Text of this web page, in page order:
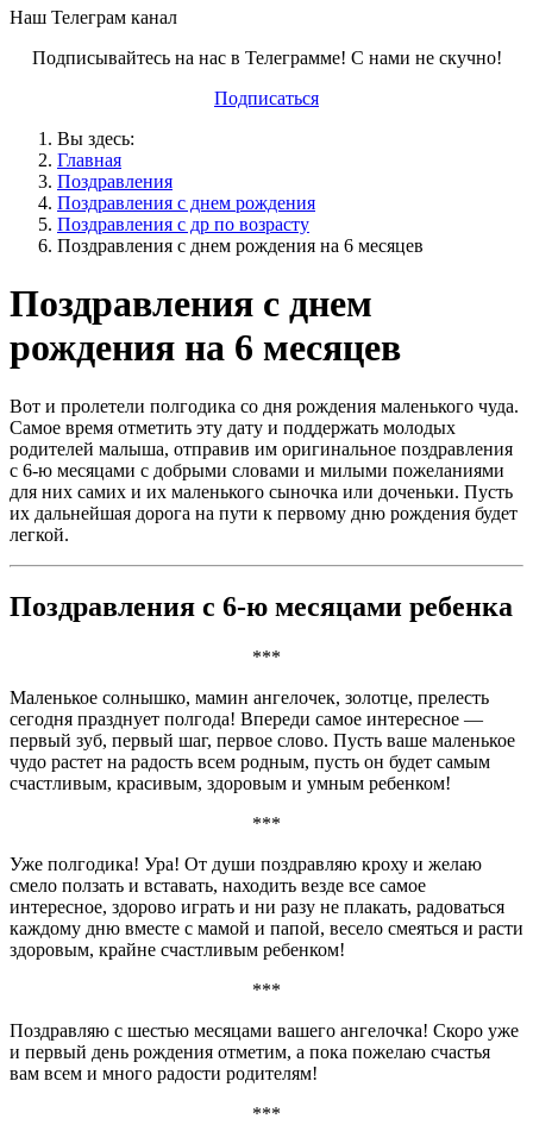
Наш Телеграм канал
Подписывайтесь на нас в Телеграмме! С нами не скучно!
Подписаться
Вы здесь:
Главная
Поздравления
Поздравления с днем рождения
Поздравления с др по возрасту
Поздравления с днем рождения на 6 месяцев
Поздравления с днем
рождения на 6 месяцев
Вот и пролетели полгодика со дня рождения маленького чуда.
Самое время отметить эту дату и поддержать молодых
родителей малыша, отправив им оригинальное поздравления
с 6-ю месяцами с добрыми словами и милыми пожеланиями
для них самих и их маленького сыночка или доченьки. Пусть
их дальнейшая дорога на пути к первому дню рождения будет
легкой.
Поздравления с 6-ю месяцами ребенка
***
Маленькое солнышко, мамин ангелочек, золотце, прелесть
сегодня празднует полгода! Впереди самое интересное —
первый зуб, первый шаг, первое слово. Пусть ваше маленькое
чудо растет на радость всем родным, пусть он будет самым
счастливым, красивым, здоровым и умным ребенком!
***
Уже полгодика! Ура! От души поздравляю кроху и желаю
смело ползать и вставать, находить везде все самое
интересное, здорово играть и ни разу не плакать, радоваться
каждому дню вместе с мамой и папой, весело смеяться и расти
здоровым, крайне счастливым ребенком!
***
Поздравляю с шестью месяцами вашего ангелочка! Скоро уже
и первый день рождения отметим, а пока пожелаю счастья
вам всем и много радости родителям!
***